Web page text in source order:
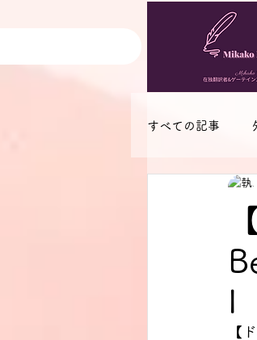
すべての記事
ブログ・書籍
I
【